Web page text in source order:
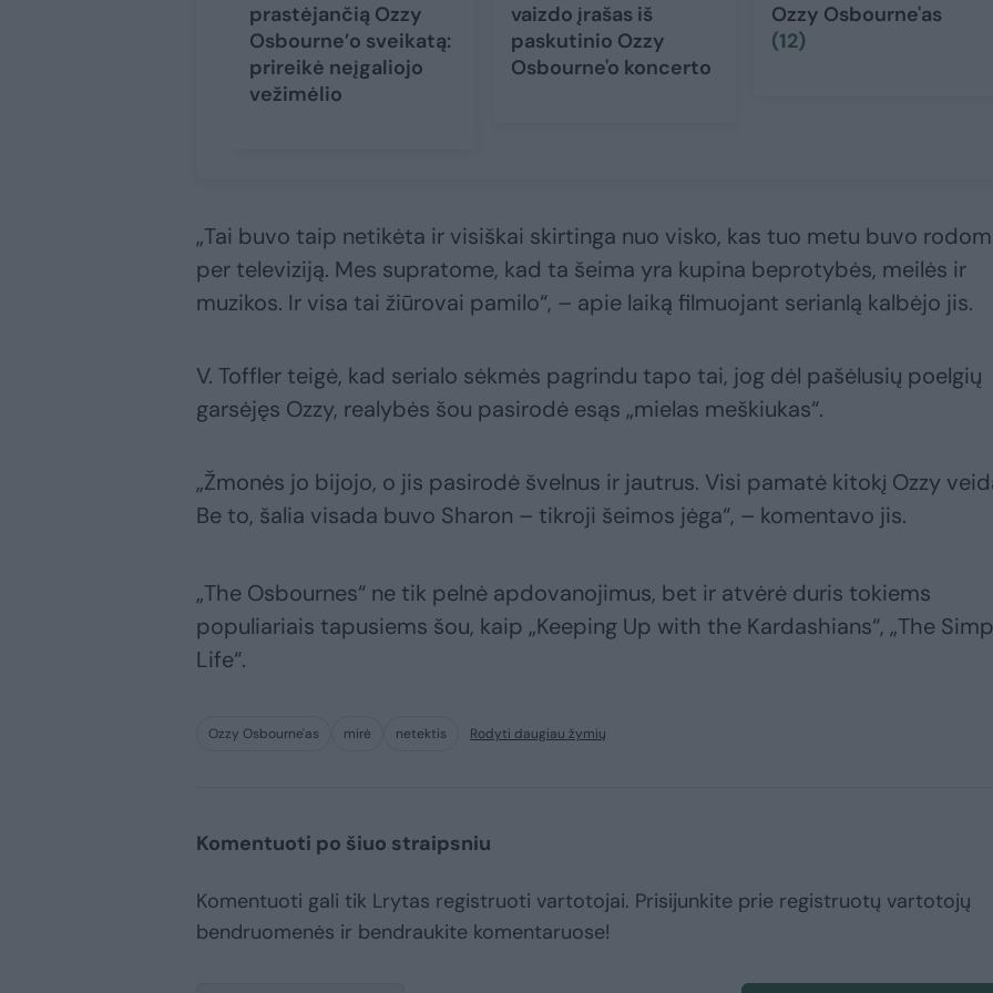
prastėjančią Ozzy
Osbourne’o sveikatą:
prireikė neįgaliojo
vežimėlio
vaizdo įrašas iš
paskutinio Ozzy
Osbourne'o koncerto
Ozzy Osbourne'as
(12)
„Tai buvo taip netikėta ir visiškai skirtinga nuo visko, kas tuo metu buvo
per televiziją. Mes supratome, kad ta šeima yra kupina beprotybės, meilės ir
muzikos. Ir visa tai žiūrovai pamilo“, – apie laiką filmuojant serianlą kalbėjo jis.
V. Toffler teigė, kad serialo sėkmės pagrindu tapo tai, jog dėl pašėlusių poelgių
garsėjęs Ozzy, realybės šou pasirodė esąs „mielas meškiukas“.
„Žmonės jo bijojo, o jis pasirodė švelnus ir jautrus. Visi pamatė kitokį Ozzy
Be to, šalia visada buvo Sharon – tikroji šeimos jėga“, – komentavo jis.
„The Osbournes“ ne tik pelnė apdovanojimus, bet ir atvėrė duris tokiems
populiariais tapusiems šou, kaip „Keeping Up with the Kardashians“, „The
Life“.
Ozzy Osbourne'as mirė netektis Rodyti daugiau žymių
Komentuoti po šiuo straipsniu
Komentuoti gali tik Lrytas registruoti vartotojai. Prisijunkite prie registruotų vartotojų
bendruomenės ir bendraukite komentaruose!